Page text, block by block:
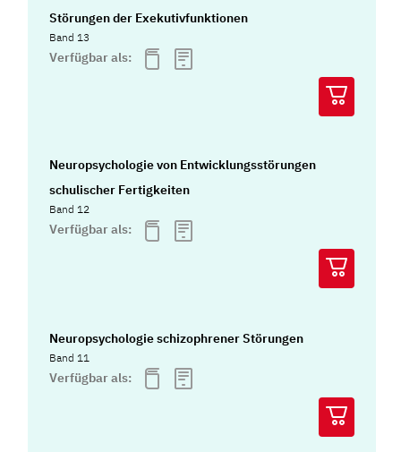
Störungen der Exekutivfunktionen
Band 13
Verfügbar als:
Neuropsychologie von Entwicklungsstörungen
schulischer Fertigkeiten
Band 12
Verfügbar als:
Neuropsychologie schizophrener Störungen
Band 11
Verfügbar als: